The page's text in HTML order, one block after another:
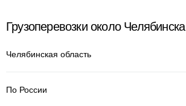
Грузоперевозки около Челябинска
Челябинская область
По России